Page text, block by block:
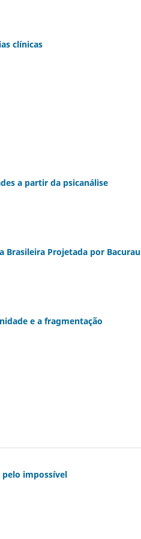
clínicas
a partir da psicanálise
Brasileira Projetada por Bacurau
e a fragmentação
pelo impossível